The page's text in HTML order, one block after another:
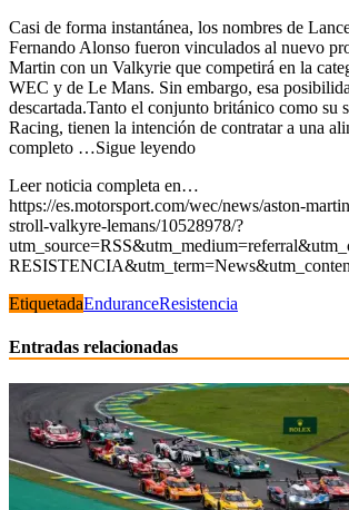
Casi de forma instantánea, los nombres de
Fernando Alonso fueron vinculados al nuevo
Martin con un Valkyrie que competirá en la
WEC y de Le Mans. Sin embargo, esa
descartada.Tanto el conjunto británico como su
Racing, tienen la intención de contratar a una
completo …Sigue leyendo
Leer noticia completa en…
https://es.motorsport.com/wec/news/aston-
stroll-valkyre-lemans/10528978/?
EtiquetadaEnduranceResistencia
Entradas relacionadas